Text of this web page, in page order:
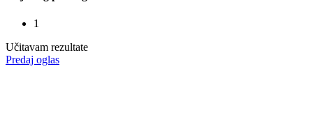
1
Učitavam rezultate
Predaj oglas